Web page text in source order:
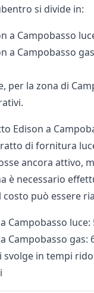
si divide in:
a Campobasso
a Campobasso
per la zona di
Edison a
di fornitura
ancora attivo,
è necessario
può essere
Campobasso luce:
Campobasso gas:
svolge in tempi